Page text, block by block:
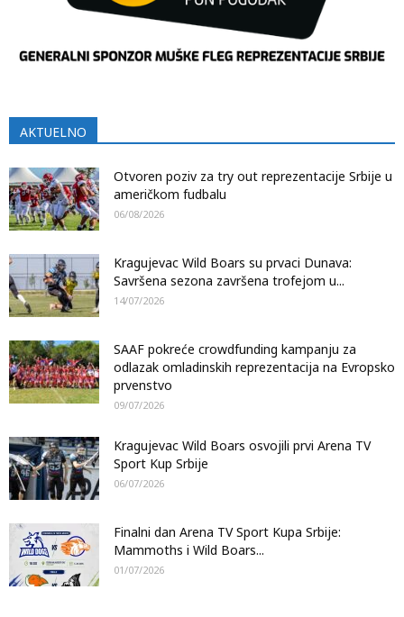
AKTUELNO
Otvoren poziv za try out reprezentacije Srbije u
američkom fudbalu
06/08/2026
Kragujevac Wild Boars su prvaci Dunava:
Savršena sezona završena trofejom u...
14/07/2026
SAAF pokreće crowdfunding kampanju za
odlazak omladinskih reprezentacija na Evropsko
prvenstvo
09/07/2026
Kragujevac Wild Boars osvojili prvi Arena TV
Sport Kup Srbije
06/07/2026
Finalni dan Arena TV Sport Kupa Srbije:
Mammoths i Wild Boars...
01/07/2026